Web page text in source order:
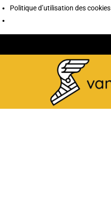
Politique d’utilisation des cookies